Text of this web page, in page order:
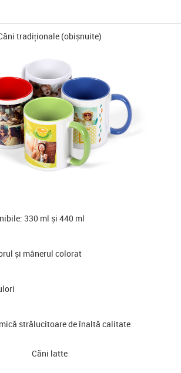
tradiționale (obișnuite)
330 ml și 440 ml
și mânerul colorat
strălucitoare de înaltă calitate
Căni latte